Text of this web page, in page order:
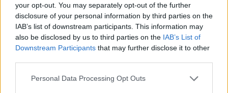
your opt-out. You may separately opt-out of the further
disclosure of your personal information by third parties on the
IAB’s list of downstream participants. This information may
also be disclosed by us to third parties on the IAB’s List of
Downstream Participants that may further disclose it to other
Personal Data Processing Opt Outs
El primer borrador pedía negociaciones para
alcanzar un acuerdo de autonomía en 90 días,
tomando como base la propuesta de Marruecos de
2007, señala Mundy. “Aquel texto llegaba a
autodeterminación, aunque todos sabemos que no